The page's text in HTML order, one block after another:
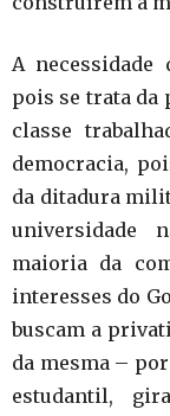
A
pois se trata da
classe
democracia,
da ditadura
universidade
maioria da
interesses do
buscam a
da mesma –
estudantil,